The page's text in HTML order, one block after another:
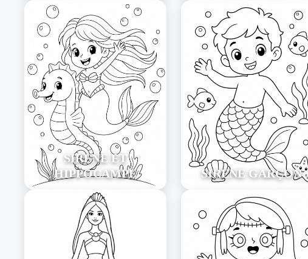
SIRÈNE ET
HIPPOCAMPE
SIRÈNE GARÇON